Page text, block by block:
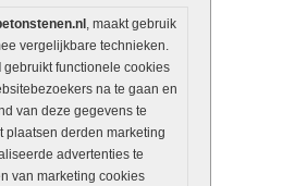
, maakt gebruik
vergelijkbare technieken.
gebruikt functionele cookies
na te gaan en
van deze gegevens te
plaatsen derden marketing
advertenties te
van marketing cookies